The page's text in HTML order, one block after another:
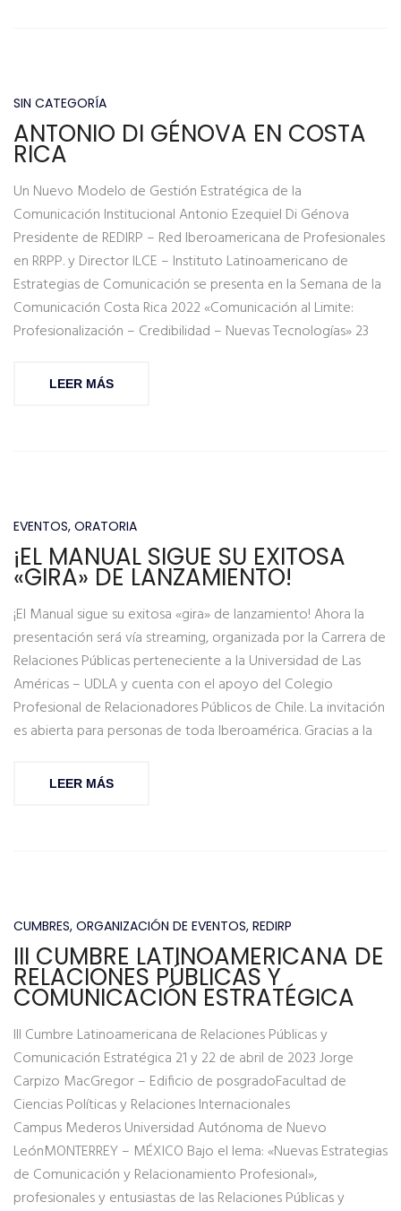
SIN CATEGORÍA
ANTONIO DI GÉNOVA EN COSTA
RICA
Un Nuevo Modelo de Gestión Estratégica de la
Comunicación Institucional Antonio Ezequiel Di Génova
Presidente de REDIRP – Red Iberoamericana de Profesionales
en RRPP. y Director ILCE – Instituto Latinoamericano de
Estrategias de Comunicación se presenta en la Semana de la
Comunicación Costa Rica 2022 «Comunicación al Limite:
Profesionalización – Credibilidad – Nuevas Tecnologías» 23
LEER MÁS
EVENTOS, ORATORIA
¡EL MANUAL SIGUE SU EXITOSA
«GIRA» DE LANZAMIENTO!
¡El Manual sigue su exitosa «gira» de lanzamiento! Ahora la
presentación será vía streaming, organizada por la Carrera de
Relaciones Públicas perteneciente a la Universidad de Las
Américas – UDLA y cuenta con el apoyo del Colegio
Profesional de Relacionadores Públicos de Chile. La invitación
es abierta para personas de toda Iberoamérica. Gracias a la
LEER MÁS
CUMBRES, ORGANIZACIÓN DE EVENTOS, REDIRP
III CUMBRE LATINOAMERICANA DE
RELACIONES PÚBLICAS Y
COMUNICACIÓN ESTRATÉGICA
III Cumbre Latinoamericana de Relaciones Públicas y
Comunicación Estratégica 21 y 22 de abril de 2023 Jorge
Carpizo MacGregor – Edificio de posgradoFacultad de
Ciencias Políticas y Relaciones Internacionales
Campus Mederos Universidad Autónoma de Nuevo
LeónMONTERREY – MÉXICO Bajo el lema: «Nuevas Estrategias
de Comunicación y Relacionamiento Profesional»,
profesionales y entusiastas de las Relaciones Públicas y